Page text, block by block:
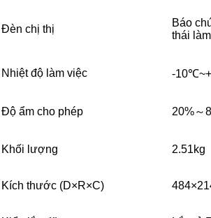
Đèn chị thị
Báo
thái
Nhiệt độ làm việc -
Độ ẩm cho phép 20%～
Khối lượng 2.51kg
Kích thước (D×R×C)